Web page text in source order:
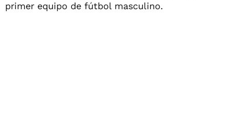
primer equipo de fútbol masculino.